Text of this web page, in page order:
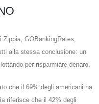
GOBankingRates,
alla stessa conclusione: un
per risparmiare denaro.
che il 69% degli americani ha
riferisce che il 42% degli